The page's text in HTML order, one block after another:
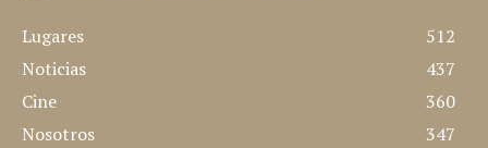
Lugares
512
Noticias
437
Cine
360
Nosotros
347